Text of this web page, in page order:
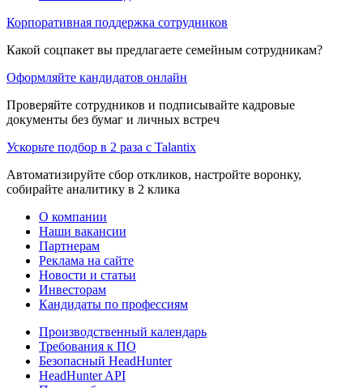
Корпоративная поддержка сотрудников
Какой соцпакет вы предлагаете семейным сотрудникам?
Оформляйте кандидатов онлайн
Проверяйте сотрудников и подписывайте кадровые
документы без бумаг и личных встреч
Ускорьте подбор в 2 раза с Talantix
Автоматизируйте сбор откликов, настройте воронку,
собирайте аналитику в 2 клика
О компании
Наши вакансии
Партнерам
Реклама на сайте
Новости и статьи
Инвесторам
Кандидаты по профессиям
Производственный календарь
Требования к ПО
Безопасный HeadHunter
HeadHunter API